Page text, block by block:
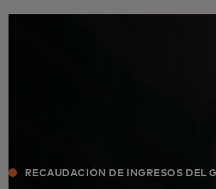
RECAUDACIÓN DE INGRESOS DEL